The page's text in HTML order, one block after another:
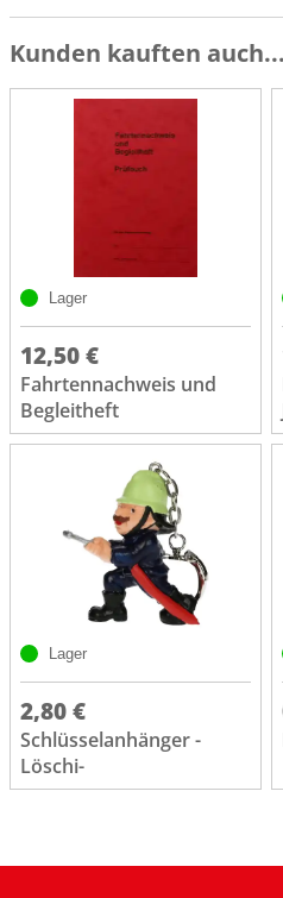
Kunden kauften auch...
Lager
12,50 €
Fahrtennachweis und
Begleitheft
Lager
2,80 €
Schlüsselanhänger -
Löschi-